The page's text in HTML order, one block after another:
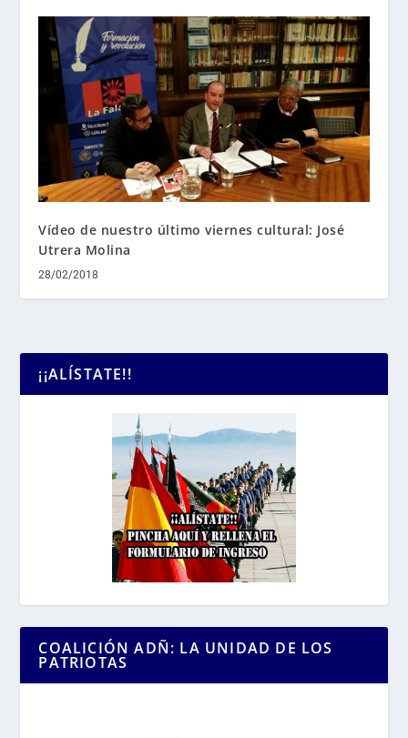
Vídeo de nuestro último viernes cultural: José
Utrera Molina
28/02/2018
¡¡ALÍSTATE!!
COALICIÓN ADÑ: LA UNIDAD DE LOS
PATRIOTAS